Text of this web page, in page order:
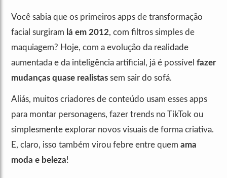
Você sabia que os primeiros apps de transformação
facial surgiram lá em 2012, com filtros simples de
maquiagem? Hoje, com a evolução da realidade
aumentada e da inteligência artificial, já é possível fazer
mudanças quase realistas sem sair do sofá.
Aliás, muitos criadores de conteúdo usam esses apps
para montar personagens, fazer trends no TikTok ou
simplesmente explorar novos visuais de forma criativa.
E, claro, isso também virou febre entre quem ama
moda e beleza!